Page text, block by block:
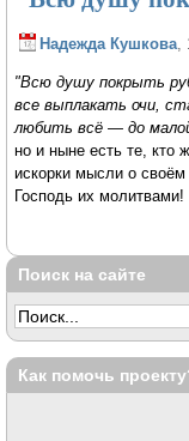
Надежда Кушкова
"Всю душу покрыть
все выплакать очи,
любить всё — до
но и ныне есть те, кто
искорки мысли о
Господь их молитвами!
Поиск на сайте
Как помочь